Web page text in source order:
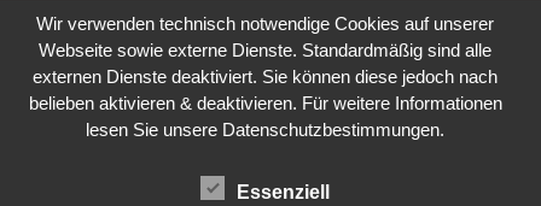
Wir verwenden technisch notwendige Cookies auf unserer
Webseite sowie externe Dienste. Standardmäßig sind alle
externen Dienste deaktiviert. Sie können diese jedoch nach
belieben aktivieren & deaktivieren. Für weitere Informationen
lesen Sie unsere Datenschutzbestimmungen.
Essenziell